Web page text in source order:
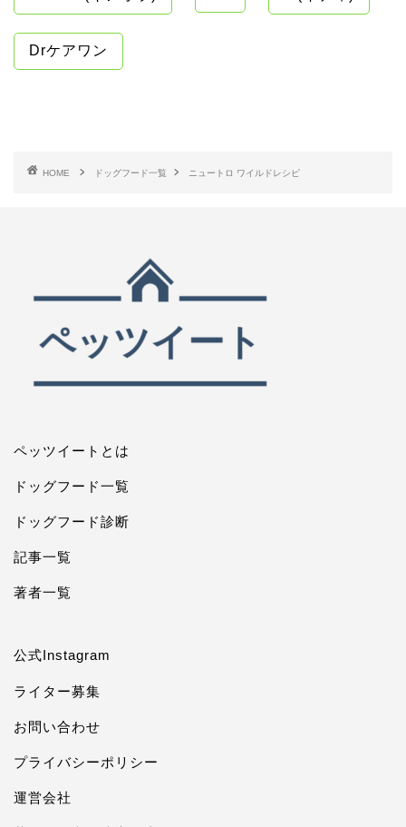
Drケアワン
HOME ドッグフード一覧 ニュートロ ワイルドレシピ
ペッツイートとは
ドッグフード一覧
ドッグフード診断
記事一覧
著者一覧
公式Instagram
ライター募集
お問い合わせ
プライバシーポリシー
運営会社